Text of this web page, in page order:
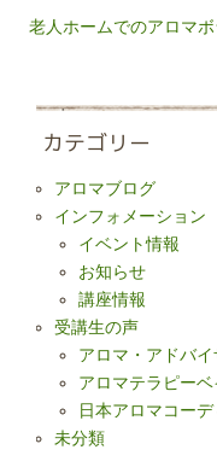
老人ホームでのアロマ
カテゴリー
アロマブログ
インフォメーション
イベント情報
お知らせ
講座情報
受講生の声
アロマ・アドバイ
アロマテラピーベ
日本アロマコー
未分類